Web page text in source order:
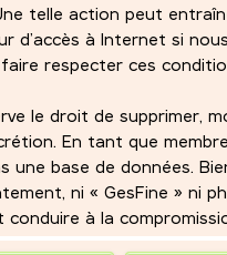
telle action peut
à Internet si
respecter ces
le droit de supprimer,
En tant que
une base de données.
ni « GesFine » ni
à la